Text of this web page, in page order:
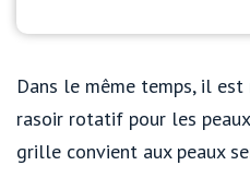
Dans le même temps, il
rasoir rotatif pour les
grille convient aux peaux